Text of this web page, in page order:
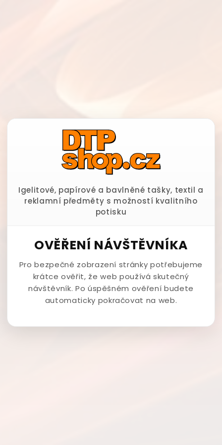
Igelitové, papírové a bavlněné tašky, textil a
reklamní předměty s možností kvalitního
potisku
OVĚŘENÍ NÁVŠTĚVNÍKA
Pro bezpečné zobrazení stránky potřebujeme
krátce ověřit, že web používá skutečný
návštěvník. Po úspěšném ověření budete
automaticky pokračovat na web.